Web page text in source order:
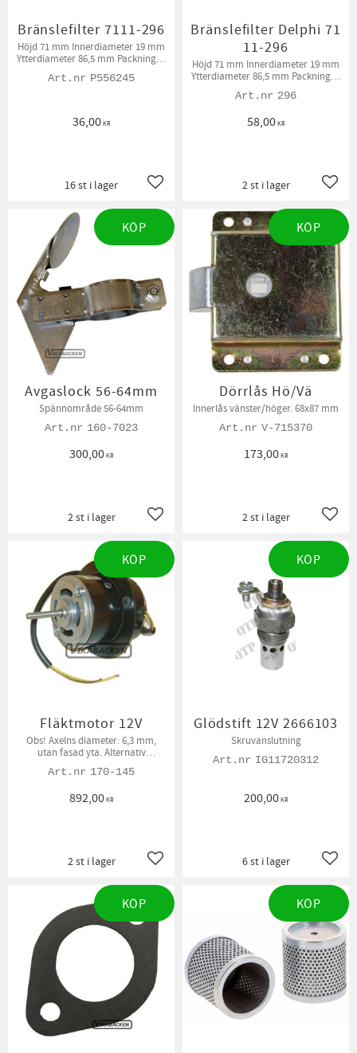
Bränslefilter 7111-296
Höjd 71 mm Innerdiameter 19 mm
Ytterdiameter 86,5 mm Packningar
P556245
36,00KR
Lägg till i favoriter
16 st i lager
Bränslefilter Delphi 71
11-296
Höjd 71 mm Innerdiameter 19 mm
Ytterdiameter 86,5 mm Packningar
296
58,00KR
2 st i lager
Avgaslock 56-64mm
Spännområde 56-64mm
160-7023
300,00KR
Lägg till i favoriter
2 st i lager
KÖP
Dörrlås Hö/Vä
Innerlås vänster/höger. 68x87 mm
V-715370
173,00KR
2 st i lager
KÖP
Fläktmotor 12V
Obs! ​Axelns diameter: 6,3 mm,
utan fasad yta. Alternativ
170-145
892,00KR
Lägg till i favoriter
2 st i lager
KÖP
Glödstift 12V 2666103
Skruvanslutning
IG11720312
200,00KR
6 st i lager
KÖP
KÖP KÖP